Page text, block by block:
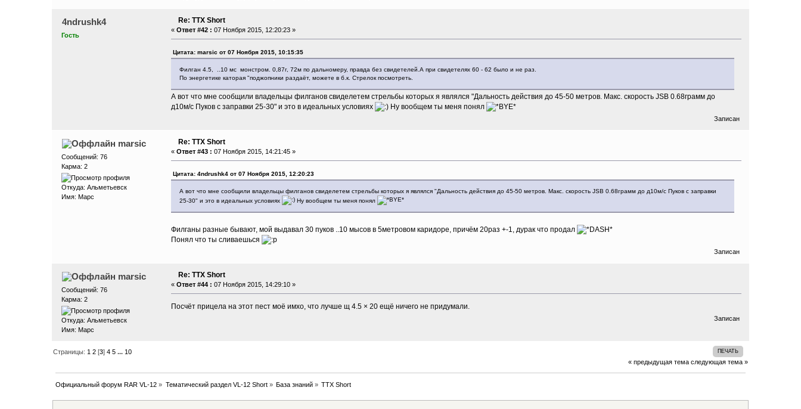
4ndrushk4
Гость
Re: ТТХ Short
« Ответ #42 : 07 Ноября 2015, 12:20:23 »
Цитата: marsic от 07 Ноября 2015, 10:15:35
Филган 4.5, ..10 мс монстром. 0,87г, 72м по дальномеру, правда без свидетелей.А при свидетелях 60 - 62 было и не раз.
По энергетике каторая "поджопники раздаёт, можете в б.к. Стрелок посмотреть.
А вот что мне сообщили владельцы филганов свиделетем стрельбы которых я являлся "Дальность действия до 45-50 метров. Макс. скорость JSB 0.68грамм до
д10м/с Пуков с заправки 25-30" и это в идеальных условиях
Ну вообщем ты меня понял
Записан
marsic
Сообщений: 76
Карма: 2
Откуда: Aльметьевск
Имя: Марс
Re: ТТХ Short
« Ответ #43 : 07 Ноября 2015, 14:21:45 »
Цитата: 4ndrushk4 от 07 Ноября 2015, 12:20:23
А вот что мне сообщили владельцы филганов свиделетем стрельбы которых я являлся "Дальность действия до 45-50 метров. Макс. скорость JSB 0.68грамм до д10м/с Пуков с заправки
25-30" и это в идеальных условиях
Ну вообщем ты меня понял
Филганы разные бывают, мой выдавал 30 пуков ..10 мысов в 5метровом каридоре, причём 20раз +-1, дурак что продал
Понял что ты сливаешься
Записан
marsic
Сообщений: 76
Карма: 2
Откуда: Aльметьевск
Имя: Марс
Re: ТТХ Short
« Ответ #44 : 07 Ноября 2015, 14:29:10 »
Посчёт прицела на этот пест моё имхо, что лучше щ 4.5 × 20 ещё ничего не придумали.
Записан
ПЕЧАТЬ
Страницы: 1 2 [3]4 5 ... 10
« предыдущая тема следующая тема »
Официальный форум RAR VL-12 » Тематический раздел VL-12 Short» База знаний » ТТХ Short